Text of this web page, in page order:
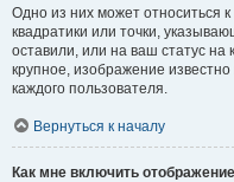
Одно из них может относиться
квадратики или точки,
оставили, или на ваш статус
крупное, изображение
каждого пользователя.
Вернуться к началу
Как мне включить